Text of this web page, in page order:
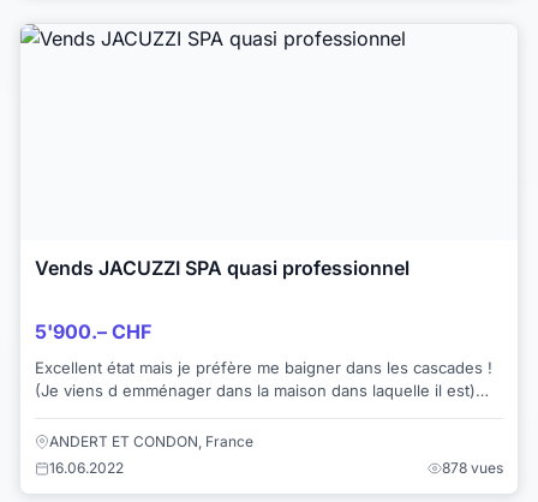
Vends JACUZZI SPA quasi professionnel
5'900.– CHF
Excellent état mais je préfère me baigner dans les cascades !
(Je viens d emménager dans la maison dans laquelle il est)
Très relaxant, top, dixit m...
ANDERT ET CONDON, France
16.06.2022
878 vues